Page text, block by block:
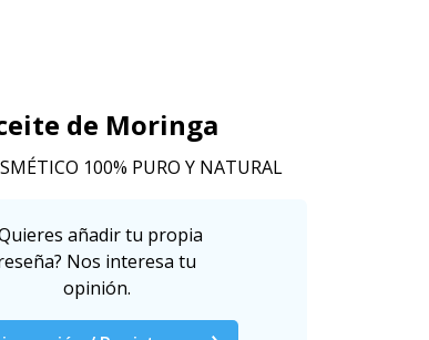
de Moringa
100% PURO Y NATURAL
añadir tu propia
Nos interesa tu
opinión.